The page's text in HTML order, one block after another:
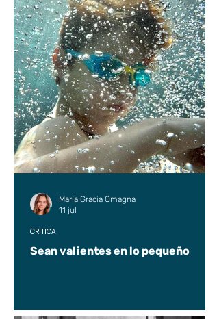
Sean valientes en lo pequeño
CRÍTICA
María Gracia Omagna
11 jul